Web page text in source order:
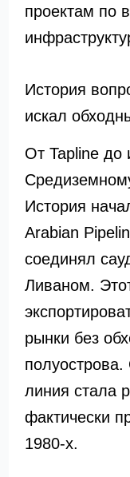
проектам по
История
искал
От Tapline до
История
Arabian
соединял
Ливаном.
рынки без
линия стала
фактически
1980-х.